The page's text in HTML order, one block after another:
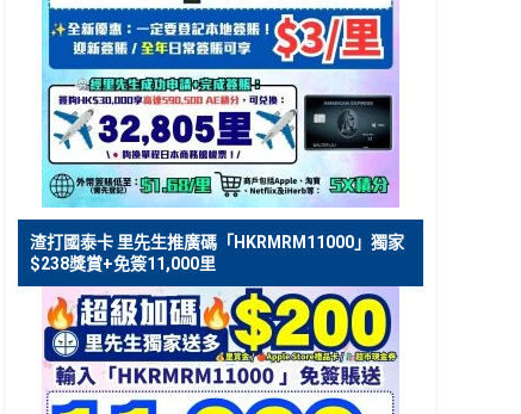
渣打國泰卡 里先生推廣碼「HKRMRM11000」獨家
$238獎賞+免簽11,000里